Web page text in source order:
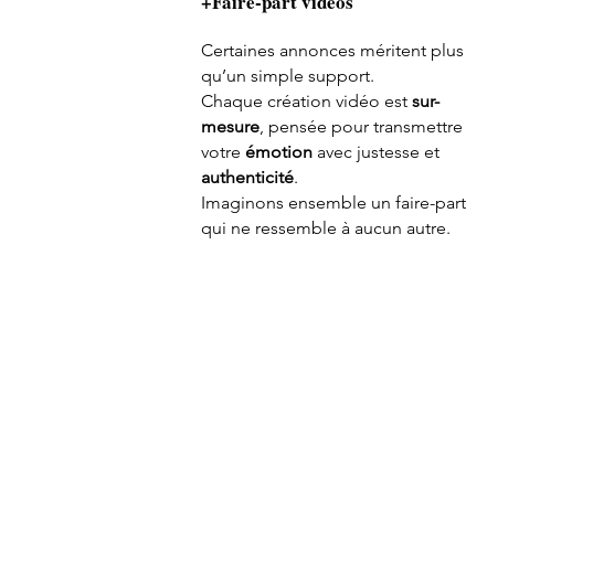
Certaines annonces méritent plus
qu’un simple support.
Chaque création vidéo est sur-
mesure, pensée pour transmettre
votre émotion avec justesse et
authenticité.
Imaginons ensemble un faire-part
qui ne ressemble à aucun autre.